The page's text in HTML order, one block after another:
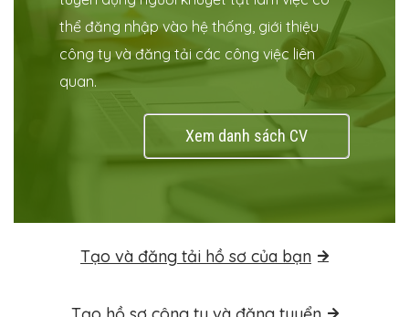
thể đăng nhập vào hệ thống, giới thiệu
công ty và đăng tải các công việc liên
quan.
Xem danh sách CV
Tạo và đăng tải hồ sơ của bạn